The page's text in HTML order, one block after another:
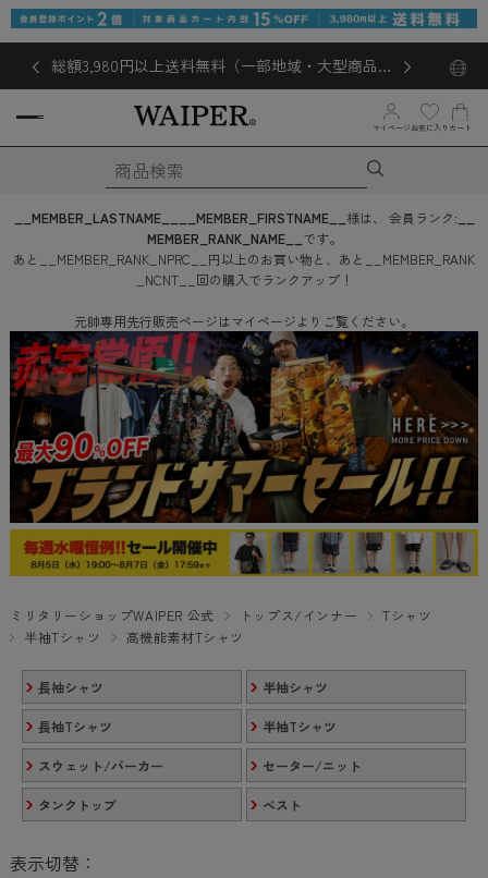
総額3,980円以上送料無料（一部地域・大型商品対
象外あり）
マイページ お気に入り カート
__MEMBER_LASTNAME__ __MEMBER_FIRSTNAME__ 様は、 会員ランク:
MEMBER_RANK_NAME__ です。
あと
__MEMBER_RANK_NPRC__ 円以上のお買い物と、あと
__MEMBER_RANK
_NCNT__ 回の購入でランクアップ！
元帥専用先行販売ページはマイページよりご覧ください。
ミリタリーショップWAIPER 公式 トップス/インナー
Tシャツ
半袖Tシャツ
高機能素材Tシャツ
長袖シャツ 半袖シャツ
長袖Tシャツ 半袖Tシャツ
スウェット/パーカー セーター/ニット
タンクトップ ベスト
表示切替：